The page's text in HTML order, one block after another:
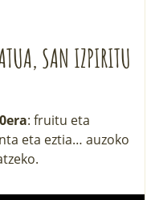
SAN IZPIRITU
: fruitu eta
eta eztia… auzoko